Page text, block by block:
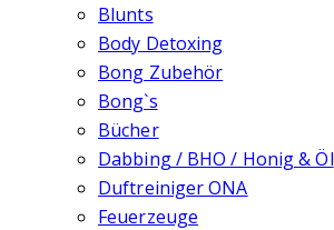
Blunts
Body Detoxing
Bong Zubehör
Bong`s
Bücher
Dabbing / BHO / Honig & Öl
Duftreiniger ONA
Feuerzeuge